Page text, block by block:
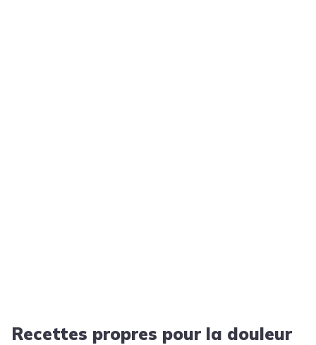
Recettes propres pour la douleur